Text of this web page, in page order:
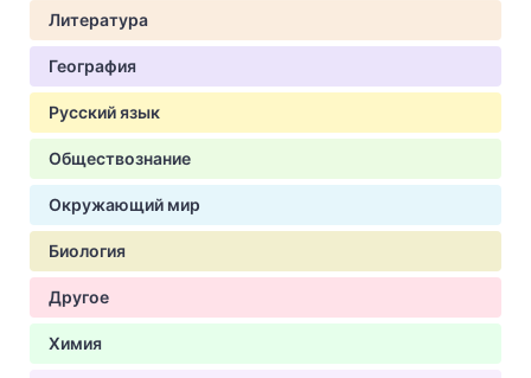
Литература
География
Русский язык
Обществознание
Окружающий мир
Биология
Другое
Химия